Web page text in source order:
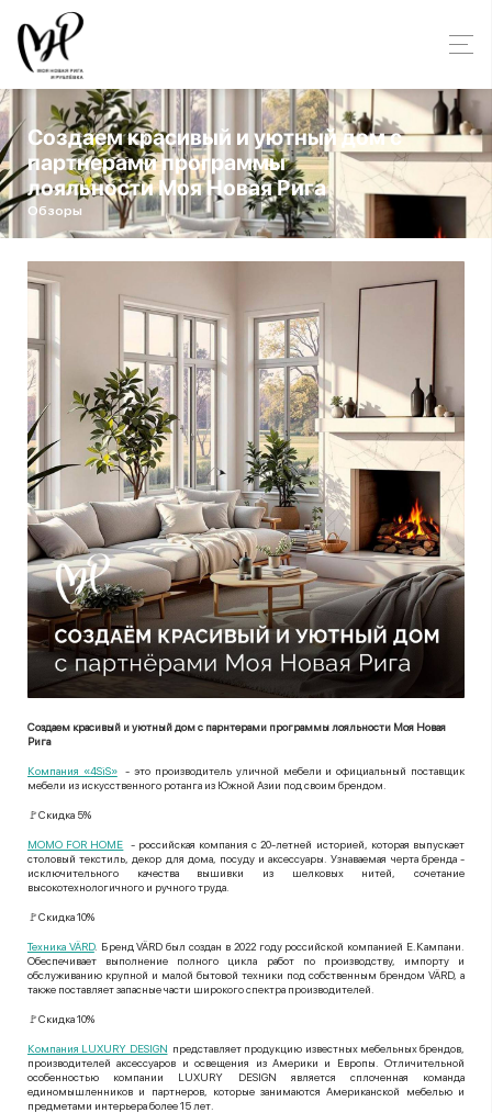
Создаем красивый и уютный дом с
партнерами программы
лояльности Моя Новая Рига
Обзоры
Создаем красивый и уютный дом с парнтерами программы лояльности Моя Новая
Рига
Компания «4SiS»- это производитель уличной мебели и официальный поставщик
мебели из искусственного ротанга из Южной Азии под своим брендом.
🚩Скидка 5%
МОМО FOR HOME - российская компания с 20-летней историей, которая выпускает
столовый текстиль, декор для дома, посуду и аксессуары. Узнаваемая черта бренда -
исключительного качества вышивки из шелковых нитей, сочетание
высокотехнологичного и ручного труда.
🚩Скидка 10%
Техника VÄRD. Бренд VÄRD был создан в 2022 году российской компанией Е.Кампани.
Обеспечивает выполнение полного цикла работ по производству, импорту и
обслуживанию крупной и малой бытовой техники под собственным брендом VÄRD, а
также поставляет запасные части широкого спектра производителей.
🚩Скидка 10%
Компания LUXURY DESIGN представляет продукцию известных мебельных брендов,
производителей аксессуаров и освещения из Америки и Европы. Отличительной
особенностью компании LUXURY DESIGN является сплоченная команда
единомышленников и партнеров, которые занимаются Американской мебелью и
предметами интерьера более 15 лет.